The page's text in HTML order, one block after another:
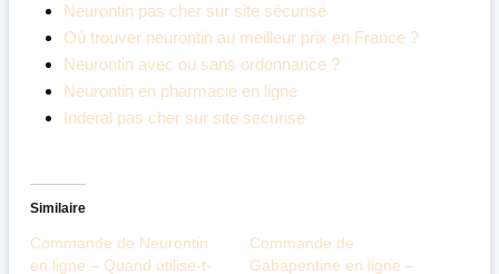
Neurontin pas cher sur site sécurisé
Où trouver neurontin au meilleur prix en France ?
Neurontin avec ou sans ordonnance ?
Neurontin en pharmacie en ligne
Inderal pas cher sur site securise
Similaire
Commande de Neurontin
en ligne – Quand utilise-t-
Commande de
Gabapentine en ligne –